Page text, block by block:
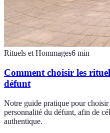
Rituels et Hommages6 min
Comment choisir les
défunt
Notre guide pratique pour choisir
personnalité du défunt, afin de
authentique.